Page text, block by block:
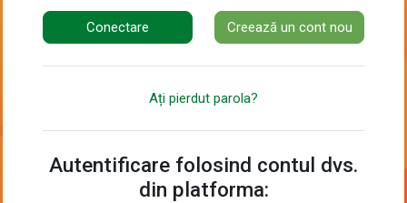
Conectare Creează un cont nou
Ați pierdut parola?
Autentificare folosind contul dvs.
din platforma: